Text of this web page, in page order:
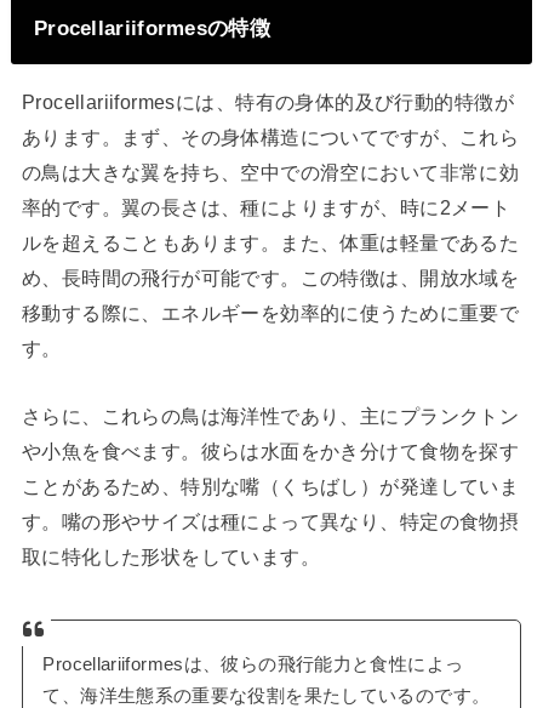
Procellariiformesの特徴
Procellariiformesには、特有の身体的及び行動的特徴が
あります。まず、その身体構造についてですが、これら
の鳥は大きな翼を持ち、空中での滑空において非常に効
率的です。翼の長さは、種によりますが、時に2メート
ルを超えることもあります。また、体重は軽量であるた
め、長時間の飛行が可能です。この特徴は、開放水域を
移動する際に、エネルギーを効率的に使うために重要で
す。
さらに、これらの鳥は海洋性であり、主にプランクトン
や小魚を食べます。彼らは水面をかき分けて食物を探す
ことがあるため、特別な嘴（くちばし）が発達していま
す。嘴の形やサイズは種によって異なり、特定の食物摂
取に特化した形状をしています。
Procellariiformesは、彼らの飛行能力と食性によっ
て、海洋生態系の重要な役割を果たしているのです。